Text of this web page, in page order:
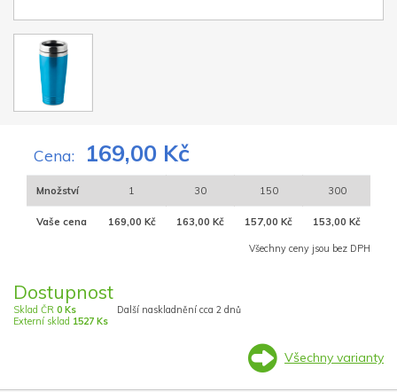
Cena: 169,00 Kč
Množství 1 30 150 300
Vaše cena 169,00 Kč 163,00 Kč 157,00 Kč 153,00 Kč
Všechny ceny jsou bez DPH
Dostupnost
Sklad ČR 0 Ks
Externí sklad 1527 Ks
Další naskladnění cca 2 dnů
Všechny varianty